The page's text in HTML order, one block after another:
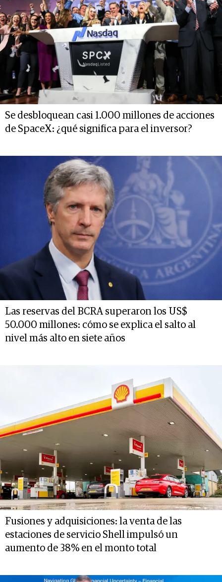
Se desbloquean casi 1.000 millones de acciones
de SpaceX: ¿qué significa para el inversor?
Las reservas del BCRA superaron los US$
50.000 millones: cómo se explica el salto al
nivel más alto en siete años
Fusiones y adquisiciones: la venta de las
estaciones de servicio Shell impulsó un
aumento de 38% en el monto total